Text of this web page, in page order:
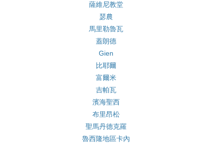
薩維尼教堂
瑟農
馬里勒魯瓦
蓋朗德
Gien
比耶爾
富爾米
吉帕瓦
濱海聖西
布里昂松
聖馬丹德克羅
魯西隆地區卡內